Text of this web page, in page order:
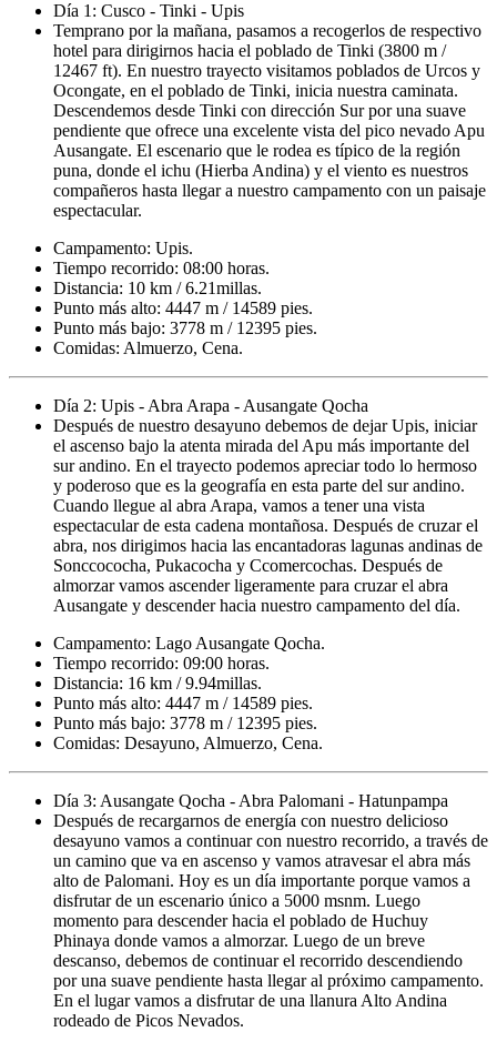
Día 1: Cusco - Tinki - Upis
Temprano por la mañana, pasamos a recogerlos de respectivo
hotel para dirigirnos hacia el poblado de Tinki (3800 m /
12467 ft). En nuestro trayecto visitamos poblados de Urcos y
Ocongate, en el poblado de Tinki, inicia nuestra caminata.
Descendemos desde Tinki con dirección Sur por una suave
pendiente que ofrece una excelente vista del pico nevado Apu
Ausangate. El escenario que le rodea es típico de la región
puna, donde el ichu (Hierba Andina) y el viento es nuestros
compañeros hasta llegar a nuestro campamento con un paisaje
espectacular.
Campamento: Upis.
Tiempo recorrido: 08:00 horas.
Distancia: 10 km / 6.21millas.
Punto más alto: 4447 m / 14589 pies.
Punto más bajo: 3778 m / 12395 pies.
Comidas: Almuerzo, Cena.
Día 2: Upis - Abra Arapa - Ausangate Qocha
Después de nuestro desayuno debemos de dejar Upis, iniciar
el ascenso bajo la atenta mirada del Apu más importante del
sur andino. En el trayecto podemos apreciar todo lo hermoso
y poderoso que es la geografía en esta parte del sur andino.
Cuando llegue al abra Arapa, vamos a tener una vista
espectacular de esta cadena montañosa. Después de cruzar el
abra, nos dirigimos hacia las encantadoras lagunas andinas de
Sonccococha, Pukacocha y Ccomercochas. Después de
almorzar vamos ascender ligeramente para cruzar el abra
Ausangate y descender hacia nuestro campamento del día.
Campamento: Lago Ausangate Qocha.
Tiempo recorrido: 09:00 horas.
Distancia: 16 km / 9.94millas.
Punto más alto: 4447 m / 14589 pies.
Punto más bajo: 3778 m / 12395 pies.
Comidas: Desayuno, Almuerzo, Cena.
Día 3: Ausangate Qocha - Abra Palomani - Hatunpampa
Después de recargarnos de energía con nuestro delicioso
desayuno vamos a continuar con nuestro recorrido, a través de
un camino que va en ascenso y vamos atravesar el abra más
alto de Palomani. Hoy es un día importante porque vamos a
disfrutar de un escenario único a 5000 msnm. Luego
momento para descender hacia el poblado de Huchuy
Phinaya donde vamos a almorzar. Luego de un breve
descanso, debemos de continuar el recorrido descendiendo
por una suave pendiente hasta llegar al próximo campamento.
En el lugar vamos a disfrutar de una llanura Alto Andina
rodeado de Picos Nevados.